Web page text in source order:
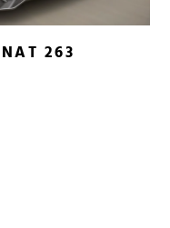
263